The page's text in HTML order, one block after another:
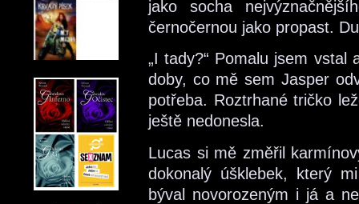
jako socha
černočernou jako propast.
„I tady?“ Pomalu jsem
doby, co mě sem Jasper
potřeba. Roztrhané tričko
ještě nedonesla.
Lucas si mě změřil
dokonalý úšklebek, který
býval novorozeným i já a